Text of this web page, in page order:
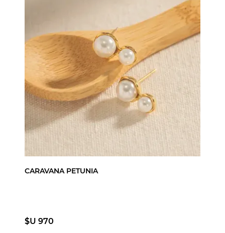
CARAVANA PETUNIA
$U 970